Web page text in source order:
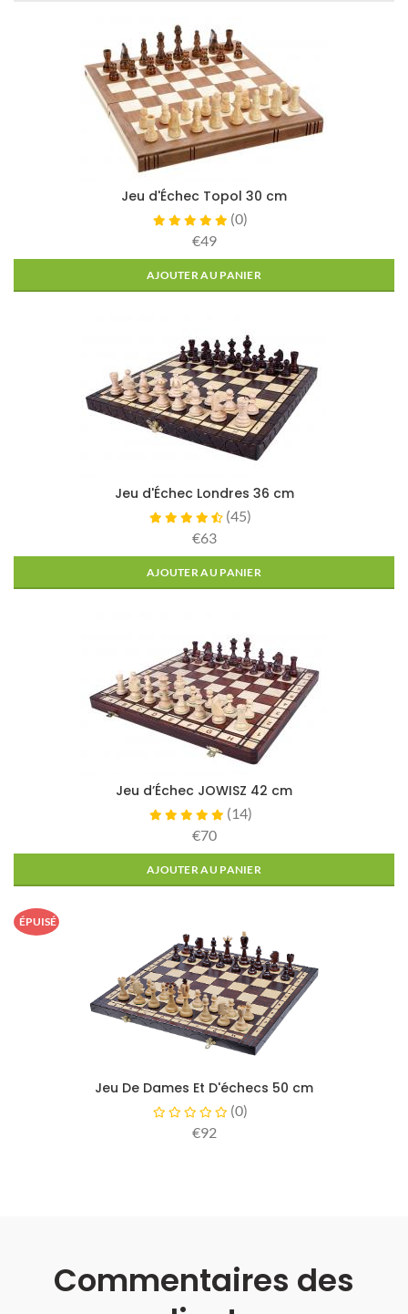
Jeu d'Échec Topol 30 cm
(0)
€49
AJOUTER AU PANIER
Jeu d'Échec Londres 36 cm
(45)
€63
AJOUTER AU PANIER
Jeu d’Échec JOWISZ 42 cm
(14)
€70
AJOUTER AU PANIER
ÉPUISÉ
Jeu De Dames Et D'échecs 50 cm
(0)
€92
Commentaires des